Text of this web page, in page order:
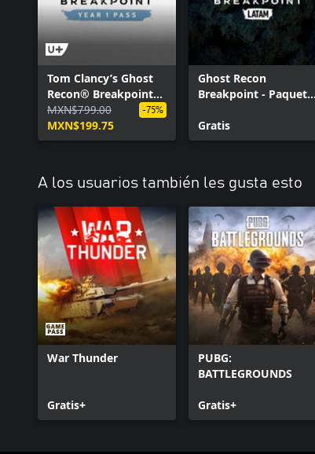
Tom Clancy’s Ghost
Recon® Breakpoint
Year 1 Pass
MXN$799.00
MXN$199.75
-75%
Ghost Recon
Breakpoint - Paquete
Gratis
A los usuarios también les gusta esto
War Thunder
Gratis+
PUBG:
BATTLEGROUNDS
Gratis+